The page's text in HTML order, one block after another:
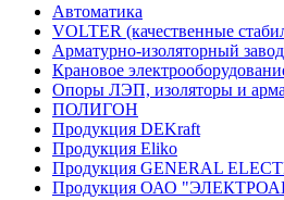
Автоматика
VOLTER (качественные
Арматурно-изоляторный
Крановое
Опоры ЛЭП, изоляторы и
ПОЛИГОН
Продукция DEKraft
Продукция Eliko
Продукция GENERAL
Продукция ОАО